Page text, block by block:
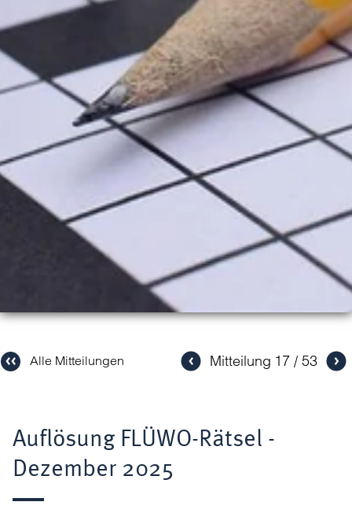
Alle Mitteilungen Mitteilung 17 53
Auflösung FLÜWO-Rätsel -
Dezember 2025